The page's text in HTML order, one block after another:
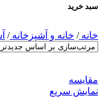
سبد خرید
خانه/ خانه و آشپزخانه/
مقايسه
نمایش سریع